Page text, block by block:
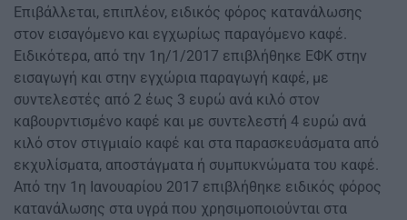
Επιβάλλεται, επιπλέον, ειδικός φόρος κατανάλωσης
στον εισαγόμενο και εγχωρίως παραγόμενο καφέ.
Ειδικότερα, από την 1η/1/2017 επιβλήθηκε ΕΦΚ στην
εισαγωγή και στην εγχώρια παραγωγή καφέ, με
συντελεστές από 2 έως 3 ευρώ ανά κιλό στον
καβουρντισμένο καφέ και με συντελεστή 4 ευρώ ανά
κιλό στον στιγμιαίο καφέ και στα παρασκευάσματα από
εκχυλίσματα, αποστάγματα ή συμπυκνώματα του καφέ.
Από την 1η Ιανουαρίου 2017 επιβλήθηκε ειδικός φόρος
κατανάλωσης στα υγρά που χρησιμοποιούνται στα